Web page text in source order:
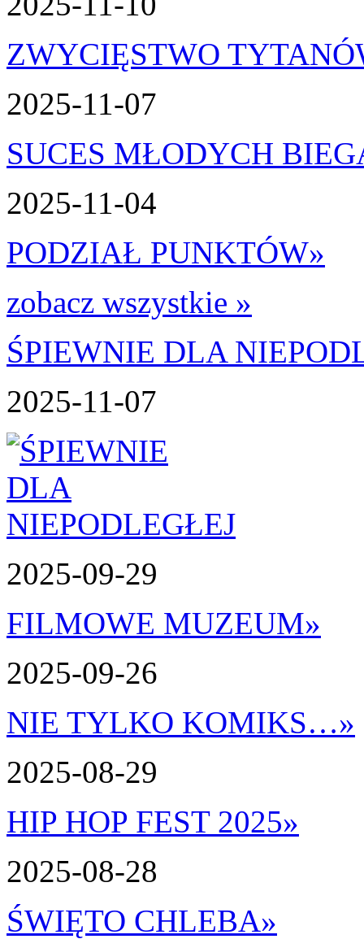
ZWYCIĘSTWO
2025-11-07
SUCES MŁODYCH
2025-11-04
PODZIAŁ PUNKTÓW»
zobacz wszystkie »
ŚPIEWNIE DLA
2025-11-07
2025-09-29
FILMOWE MUZEUM»
2025-09-26
NIE TYLKO KOMIKS…»
2025-08-29
HIP HOP FEST 2025»
2025-08-28
ŚWIĘTO CHLEBA»